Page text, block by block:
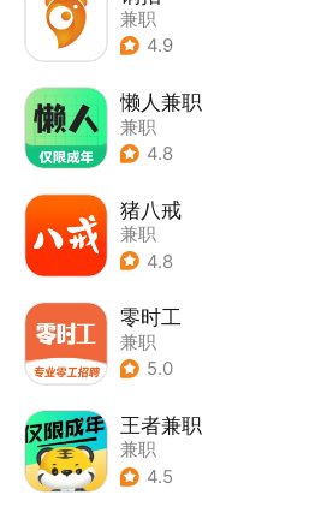
兼职
4.9
懒人兼职
兼职
4.8
猪八戒
兼职
4.8
零时工
兼职
5.0
王者兼职
兼职
4.5